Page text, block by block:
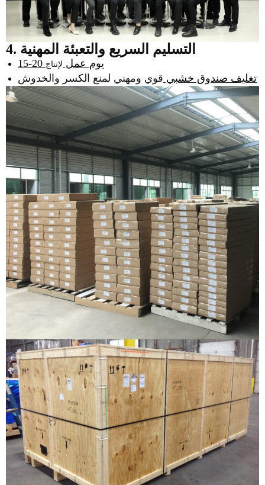
4. التسليم السريع والتعبئة المهنية
15-20 يوم عمل لإنتاج
تغليف صندوق خشبي قوي ومهني لمنع الكسر والخدوش